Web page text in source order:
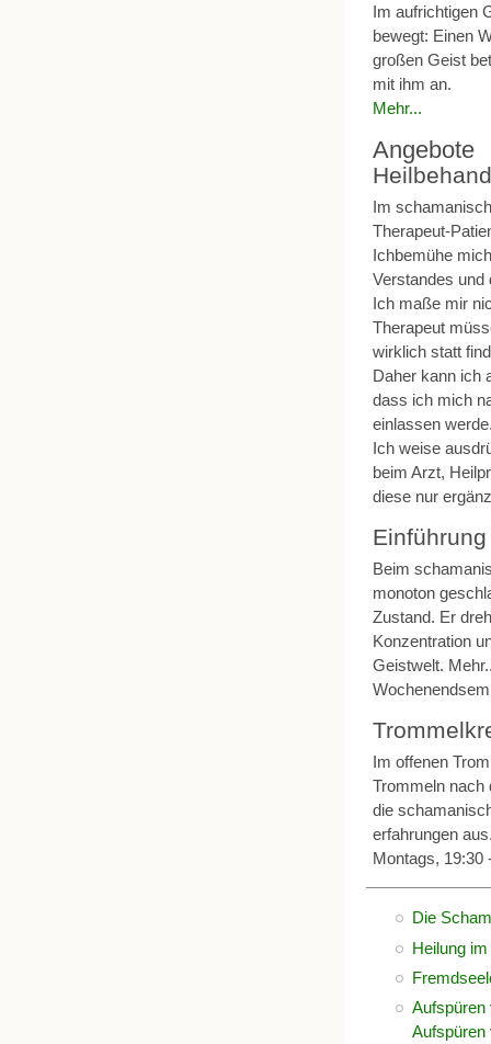
Im aufrichtigen
bewegt: Einen
großen Geist
mit ihm an.
Mehr...
Angebote
Im
Therapeut-
Ichbemühe
Verstandes und
Ich maße mir
Therapeut
wirklich statt
Daher kann ich
dass ich mich
einlassen
Ich weise
beim Arzt,
diese nur
Beim
monoton
Zustand. Er
Konzentration
Geistwelt.
Im offenen
Trommeln nach
die
erfahrungen
Montags, 19:30
Die
Heilung
Aufspüren
Aufspüren